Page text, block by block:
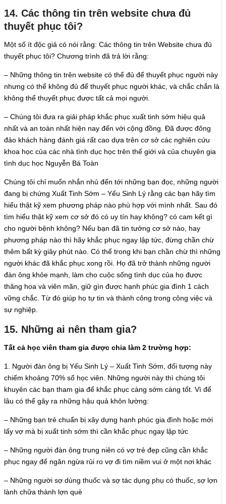
14. Các thông tin trên website chưa đủ
thuyết phục tôi?
Một số ít độc giả có nói rằng: Các thông tin trên Website chưa đủ
thuyết phục tôi? Chương trình đã trả lời rằng:
– Những thông tin trên website có thể đủ để thuyết phục người này
nhưng có thể không đủ để thuyết phục người khác, và chắc chắn là
không thể thuyết phục được tất cả mọi người.
– Chúng tôi đưa ra giải pháp khắc phục xuất tinh sớm hiệu quả
nhất và an toàn nhất hiện nay đến với cộng đồng. Đã được đông
đảo khách hàng đánh giá rất cao dựa trên cơ sở các nghiên cứu
khoa học của các nhà tình dục học trên thế giới và của chuyên gia
tình dục học Nguyễn Bá Toàn
Chúng tôi chỉ muốn nhắn nhủ đến tới những bạn đọc, những người
đang bị chứng Xuất Tinh Sớm – Yếu Sinh Lý rằng các bạn hãy tìm
hiểu thật kỹ xem phương pháp nào phù hợp với mình nhất. Sau đó
tìm hiểu thật kỹ xem cơ sở đó có uy tín hay không? có cam kết gì
cho người bệnh không? Nếu bạn đã tin tưởng cơ sở nào, hay
phương pháp nào thì hãy khắc phục ngay lập tức, đừng chần chừ
thêm bất kỳ giây phút nào. Có thể trong khi bạn chần chừ thì những
người khác đã khắc phục xong rồi. Họ đã trở thành những người
đàn ông khỏe mạnh, làm cho cuộc sống tình dục của họ được
thăng hoa và viên mãn, giữ gìn được hạnh phúc gia đình 1 cách
vững chắc. Từ đó giúp họ tự tin và thành công trong công việc và
sự nghiệp.
15. Những ai nên tham gia?
Tất cả học viên tham gia được chia làm 2 trường hợp:
1. Người đàn ông bị Yếu Sinh Lý – Xuất Tinh Sớm, đối tượng này
chiếm khoảng 70% số học viên. Những người này thì chúng tôi
khuyên các bạn tham gia để khắc phục càng sớm càng tốt. Vì để
lâu có thể gây ra những hậu quả khôn lường:
– Những bạn trẻ chuẩn bị xây dựng hạnh phúc gia đình hoặc mới
lấy vợ mà bị xuất tinh sớm thì cần khắc phục ngay lập tức
– Những người đàn ông trung niên có vợ trẻ đẹp cũng cần khắc
phục ngay để ngăn ngừa rủi ro vợ đi tìm niềm vui ở một nơi khác
– Những người sợ dùng thuốc và sợ tác dụng phụ có thuốc, sợ lợn
lành chữa thành lợn què